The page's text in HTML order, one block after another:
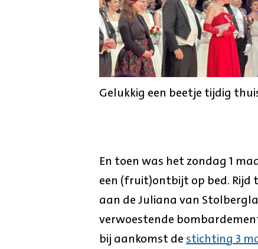
Gelukkig een beetje tijdig
En toen was het zondag 1
een (fruit)ontbijt op bed. Rijd
aan de Juliana van
verwoestende
bij aankomst de stichting 3